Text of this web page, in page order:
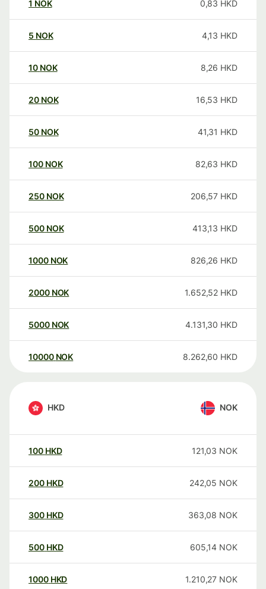
1 NOK 0,83 HKD
5 NOK 4,13 HKD
10 NOK 8,26 HKD
20 NOK 16,53 HKD
50 NOK 41,31 HKD
100 NOK 82,63 HKD
250 NOK 206,57 HKD
500 NOK 413,13 HKD
1000 NOK 826,26 HKD
2000 NOK 1.652,52 HKD
5000 NOK 4.131,30 HKD
10000 NOK 8.262,60 HKD
HKD NOK
100 HKD 121,03 NOK
200 HKD 242,05 NOK
300 HKD 363,08 NOK
500 HKD 605,14 NOK
1000 HKD 1.210,27 NOK